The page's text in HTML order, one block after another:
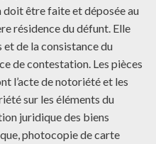
être faite et déposée au
résidence du défunt. Elle
et de la consistance du
de contestation. Les pièces
l’acte de notoriété et les
sur les éléments du
juridique des biens
photocopie de carte